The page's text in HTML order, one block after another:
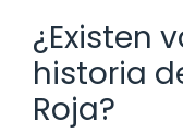
¿Existen
historia
Roja?